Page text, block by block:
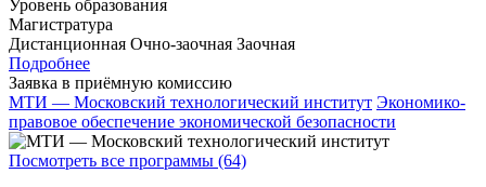
Уровень образования
Магистратура
Дистанционная Очно-заочная Заочная
Подробнее
Заявка в приёмную комиссию
МТИ — Московский технологический институт Экономико-
правовое обеспечение экономической безопасности
Посмотреть все программы (64)